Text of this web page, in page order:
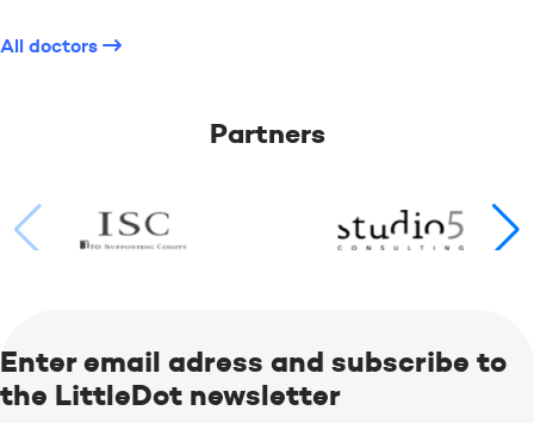
All doctors
Partners
Enter email adress and subscribe to
the LittleDot newsletter